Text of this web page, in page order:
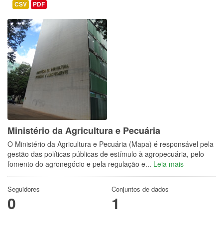
CSV PDF
Ministério da Agricultura e Pecuária
O Ministério da Agricultura e Pecuária (Mapa) é responsável pela
gestão das políticas públicas de estímulo à agropecuária, pelo
fomento do agronegócio e pela regulação e... Leia mais
Seguidores
0
Conjuntos de dados
1